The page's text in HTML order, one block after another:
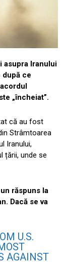
asupra Iranului
după ce
„încheiat”.
că au fost
Strâmtoarea
Iranului,
țării, unde se
răspuns la
Dacă se va
U.S.
AGAINST